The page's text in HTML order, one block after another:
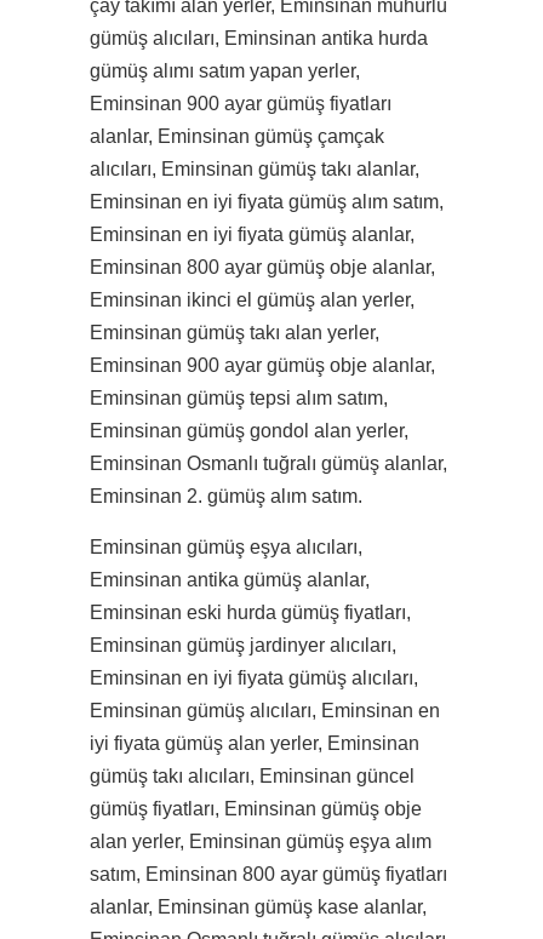
çay takımı alan yerler, Eminsinan mühürlü
gümüş alıcıları, Eminsinan antika hurda
gümüş alımı satım yapan yerler,
Eminsinan 900 ayar gümüş fiyatları
alanlar, Eminsinan gümüş çamçak
alıcıları, Eminsinan gümüş takı alanlar,
Eminsinan en iyi fiyata gümüş alım satım,
Eminsinan en iyi fiyata gümüş alanlar,
Eminsinan 800 ayar gümüş obje alanlar,
Eminsinan ikinci el gümüş alan yerler,
Eminsinan gümüş takı alan yerler,
Eminsinan 900 ayar gümüş obje alanlar,
Eminsinan gümüş tepsi alım satım,
Eminsinan gümüş gondol alan yerler,
Eminsinan Osmanlı tuğralı gümüş alanlar,
Eminsinan 2. gümüş alım satım.
Eminsinan gümüş eşya alıcıları,
Eminsinan antika gümüş alanlar,
Eminsinan eski hurda gümüş fiyatları,
Eminsinan gümüş jardinyer alıcıları,
Eminsinan en iyi fiyata gümüş alıcıları,
Eminsinan gümüş alıcıları, Eminsinan en
iyi fiyata gümüş alan yerler, Eminsinan
gümüş takı alıcıları, Eminsinan güncel
gümüş fiyatları, Eminsinan gümüş obje
alan yerler, Eminsinan gümüş eşya alım
satım, Eminsinan 800 ayar gümüş fiyatları
alanlar, Eminsinan gümüş kase alanlar,